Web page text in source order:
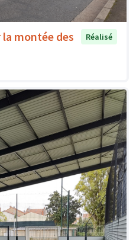
montée des
Réalisé